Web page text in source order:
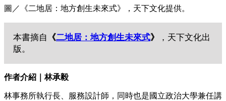
圖／《二地居：地方創生未來式》，天下文化提供。
本書摘自 《二地居：地方創生未來式》
，天下文化出
版。
作者介紹｜林承毅
林事務所執行長、服務設計師，同時也是國立政治大學兼任講